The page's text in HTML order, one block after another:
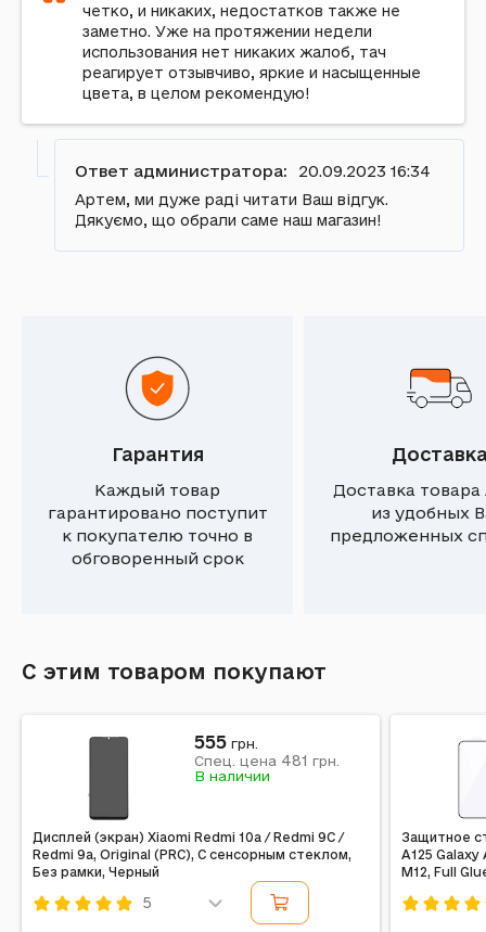
четко, и никаких, недостатков также не
заметно. Уже на протяжении недели
использования нет никаких жалоб, тач
реагирует отзывчиво, яркие и насыщенные
цвета, в целом рекомендую!
Ответ администратора: 20.09.2023 16:34
Артем, ми дуже раді читати Ваш відгук.
Дякуємо, що обрали саме наш магазин!
Гарантия
Каждый товар
гарантировано поступит
к покупателю точно в
обговоренный срок
Доставка
из удобных
предложенных
С этим товаром покупают
Дисплей (экран) Xiaomi Redmi 10a / Redmi 9C /
Redmi 9a, Original (PRC), С сенсорным стеклом,
Без рамки, Черный
5
555 грн.
Спец. цена 481 грн.
В наличии
Защитное
A125 Galaxy
M12, Full